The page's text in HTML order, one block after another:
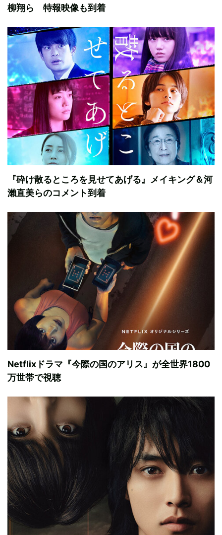
柳翔ら 特報映像も到着
『砕け散るところを見せてあげる』メイキング＆河
瀨直美らのコメント到着
Netflixドラマ『今際の国のアリス』が全世界1800
万世帯で視聴